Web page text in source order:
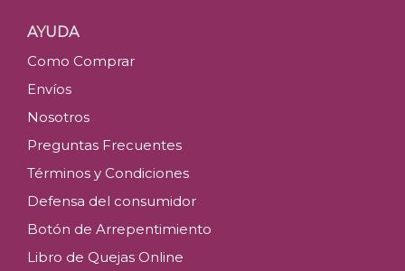
AYUDA
Como Comprar
Envíos
Nosotros
Preguntas Frecuentes
Términos y Condiciones
Defensa del consumidor
Botón de Arrepentimiento
Libro de Quejas Online